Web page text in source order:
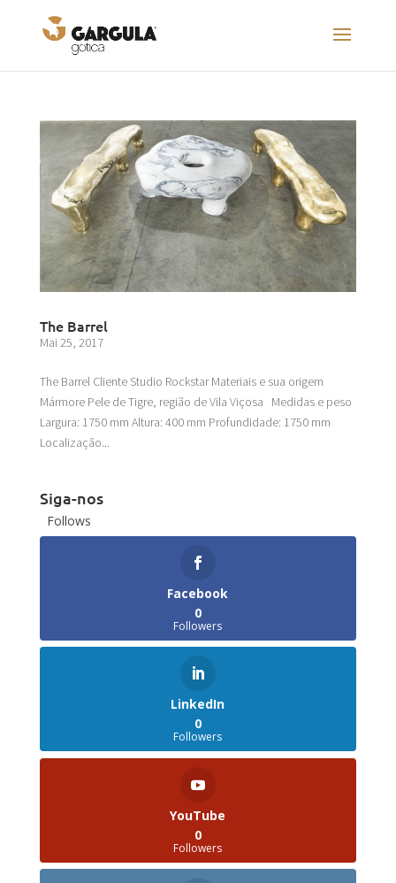
The Barrel
Mai 25, 2017
The Barrel Cliente Studio Rockstar Materiais e sua origem
Mármore Pele de Tigre, região de Vila Viçosa Medidas e peso
Largura: 1750 mm Altura: 400 mm Profundidade: 1750 mm
Localização...
Siga-nos
Follows
Facebook
0
Followers
LinkedIn
0
Followers
YouTube
0
Followers